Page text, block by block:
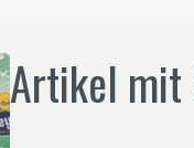
Artikel mit